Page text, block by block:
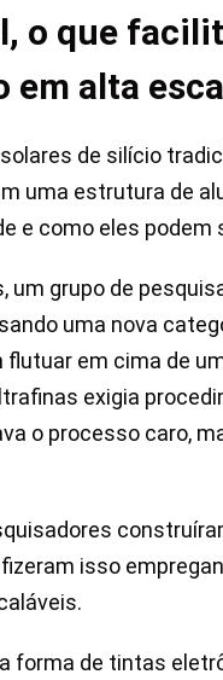
o que
em alta
de silício
uma estrutura de
e como eles podem
um grupo de
uma nova
flutuar em cima de
exigia
o processo caro,
isso
forma de tintas